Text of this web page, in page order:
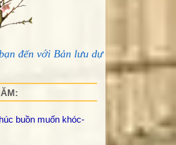
Phố núi và bạn bè...
buồn muốn khóc-